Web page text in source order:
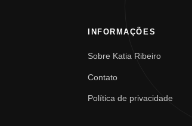
INFORMAÇÕES
Sobre Katia Ribeiro
Contato
Política de privacidade